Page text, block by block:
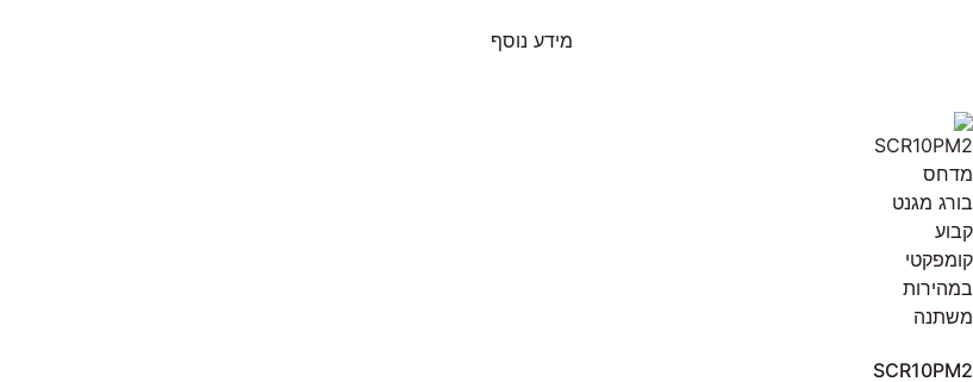
מידע נוסף
SCR10PM2